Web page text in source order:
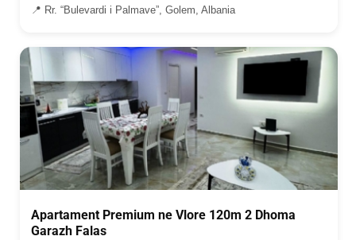
📍 Rr. “Bulevardi i Palmave”, Golem, Albania
Apartament Premium ne Vlore 120m 2 Dhoma
Garazh Falas